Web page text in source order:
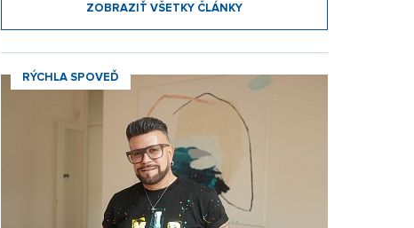
ZOBRAZIŤ VŠETKY ČLÁNKY
RÝCHLA SPOVEĎ